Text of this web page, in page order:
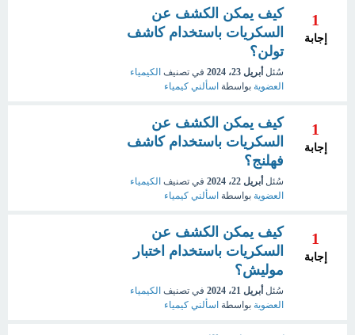
1
إجابة
كيف يمكن الكشف عن
السكريات باستخدام كاشف
تولن؟
سُئل أبريل 23، 2024 في تصنيف الكيمياء
العضوية بواسطة اسألني كيمياء
1
إجابة
كيف يمكن الكشف عن
السكريات باستخدام كاشف
فهلنج؟
سُئل أبريل 22، 2024 في تصنيف الكيمياء
العضوية بواسطة اسألني كيمياء
1
إجابة
كيف يمكن الكشف عن
السكريات باستخدام اختبار
موليش؟
سُئل أبريل 21، 2024 في تصنيف الكيمياء
العضوية بواسطة اسألني كيمياء